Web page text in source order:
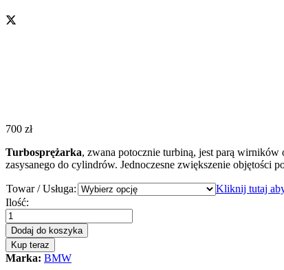
700 zł
Turbosprężarka, zwana potocznie turbiną, jest parą
zasysanego do cylindrów. Jednoczesne zwiększenie objętości
Towar / Usługa:
Kliknij tutaj
Turbosprężarka
turbina
BMW
X3
G01
Ilość:
Dodaj do koszyka
Kup teraz
Marka: BMW